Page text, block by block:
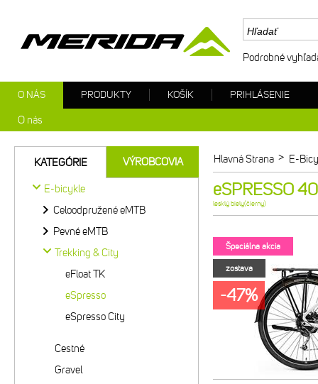
Hlavná Strana > E-
eSPRESSO
lesklý biely(čierny)
Špeciálna akcia
zostava
-47%
KATEGÓRIE VÝROBCOVIA
E-bicykle
Celoodpružené eMTB
Pevné eMTB
Trekking & City
eFloat TK
eSpresso
eSpresso City
Cestné
Gravel
Podrobné
O NÁS
O nás
PRODUKTY KOŠÍK PRIHLÁSENIE